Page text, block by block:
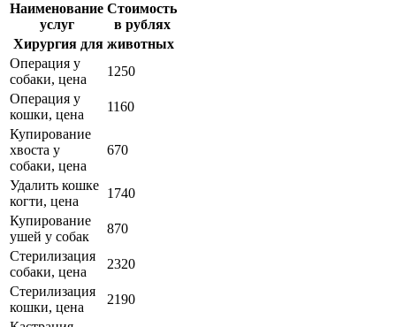
Наименование
услуг
Стоимость
в рублях
Хирургия для животных
Операция у
собаки, цена
1250
Операция у
кошки, цена
1160
Купирование
хвоста у
собаки, цена
670
Удалить кошке
когти, цена
1740
Купирование
ушей у собак
870
Стерилизация
собаки, цена
2320
Стерилизация
кошки, цена
2190